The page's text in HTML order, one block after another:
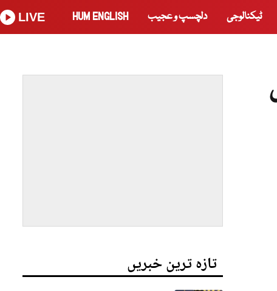
ٹیکنالوجی دلچسپ و عجیب HUM ENGLISH
LIVE
تازہ ترین خبریں